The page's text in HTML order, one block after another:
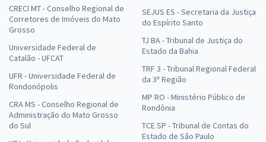
CRECI MT - Conselho Regional de
Corretores de Imóveis do Mato
Grosso
Universidade Federal de
Catalão - UFCAT
UFR - Universidade Federal de
Rondonópolis
CRA MS - Conselho Regional de
Administração do Mato Grosso
do Sul
SEJUS ES - Secretaria da Justiça
do Espírito Santo
TJ BA - Tribunal de Justiça do
Estado da Bahia
TRF 3 - Tribunal Regional Federal
da 3ª Região
MP RO - Ministério Público de
Rondônia
TCE SP - Tribunal de Contas do
Estado de São Paulo